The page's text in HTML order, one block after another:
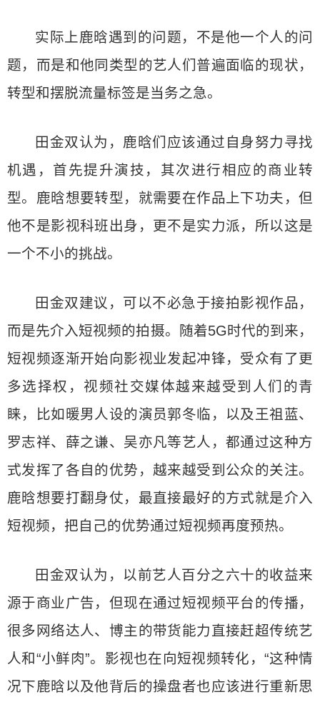
实际上鹿晗遇到的问题，不是他一个人的问
题，而是和他同类型的艺人们普遍面临的现状，
转型和摆脱流量标签是当务之急。
田金双认为，鹿晗们应该通过自身努力寻找
机遇，首先提升演技，其次进行相应的商业转
型。鹿晗想要转型，就需要在作品上下功夫，但
他不是影视科班出身，更不是实力派，所以这是
一个不小的挑战。
田金双建议，可以不必急于接拍影视作品，
而是先介入短视频的拍摄。随着5G时代的到来，
短视频逐渐开始向影视业发起冲锋，受众有了更
多选择权，视频社交媒体越来越受到人们的青
睐，比如暖男人设的演员郭冬临，以及王祖蓝、
罗志祥、薛之谦、吴亦凡等艺人，都通过这种方
式发挥了各自的优势，越来越受到公众的关注。
鹿晗想要打翻身仗，最直接最好的方式就是介入
短视频，把自己的优势通过短视频再度预热。
田金双认为，以前艺人百分之六十的收益来
源于商业广告，但现在通过短视频平台的传播，
很多网络达人、博主的带货能力直接赶超传统艺
人和“小鲜肉”。影视也在向短视频转化，“这种情
况下鹿晗以及他背后的操盘者也应该进行重新思